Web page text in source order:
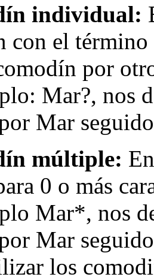
individual:
con el término
por
Mar?, nos
Mar
múltiple:
0 o más
Mar*, nos
Mar
los